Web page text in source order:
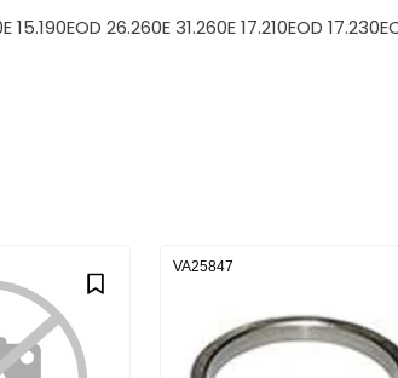
26.260E 31.260E 17.210EOD
VA25847